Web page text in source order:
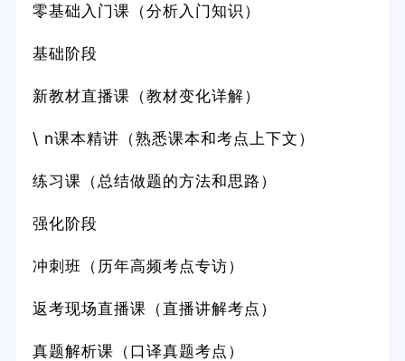
零基础入门课（分析入门知识）
基础阶段
新教材直播课（教材变化详解）
\ n课本精讲（熟悉课本和考点上下文）
练习课（总结做题的方法和思路）
强化阶段
冲刺班（历年高频考点专访）
返考现场直播课（直播讲解考点）
真题解析课（口译真题考点）